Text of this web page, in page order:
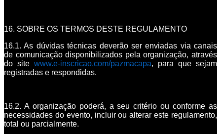
16. SOBRE OS TERMOS DESTE REGULAMENTO
16.1. As dúvidas técnicas deverão ser enviadas via canais
de comunicação disponibilizados pela organização, através
do site www.e-inscricao.com/pazmacapa, para que sejam
registradas e respondidas.
16.2. A organização poderá, a seu critério ou conforme as
necessidades do evento, incluir ou alterar este regulamento,
total ou parcialmente.